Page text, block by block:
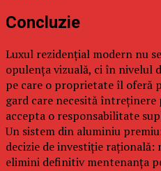
Concluzie
Luxul rezidențial modern nu
opulența vizuală, ci în
pe care o proprietate îl oferă
gard care necesită întreținere
accepta o responsabilitate
Un sistem din aluminiu
decizie de investiție rațională:
elimini definitiv mentenanța